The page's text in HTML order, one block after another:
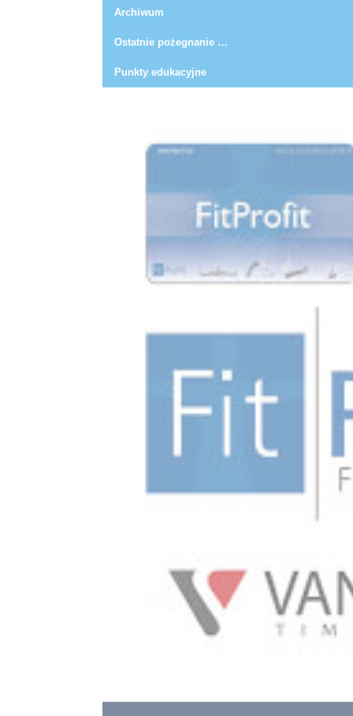
Archiwum
Ostatnie pożegnanie …
Punkty edukacyjne